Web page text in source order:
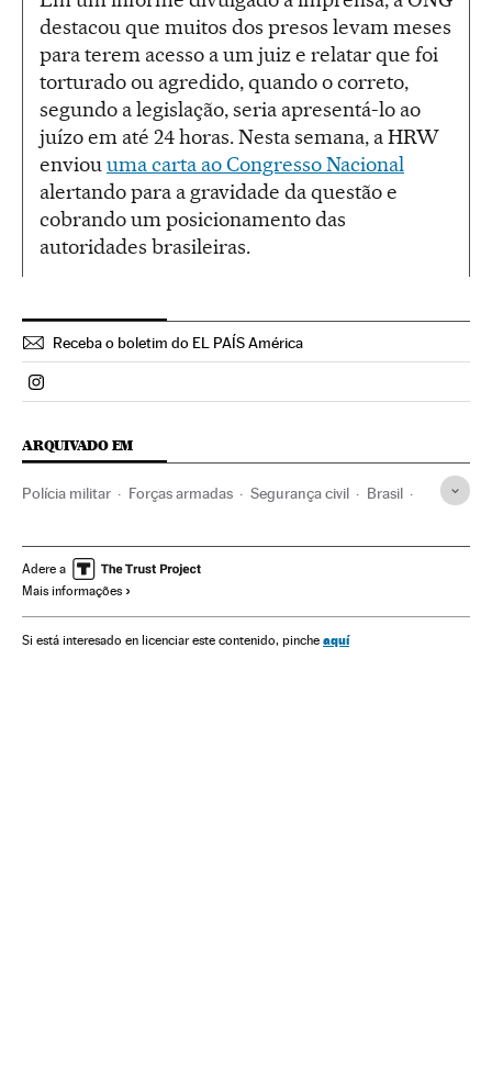
destacou que muitos dos presos levam meses
para terem acesso a um juiz e relatar que foi
torturado ou agredido, quando o correto,
segundo a legislação, seria apresentá-lo ao
juízo em até 24 horas. Nesta semana, a HRW
enviouuma carta ao Congresso Nacional
alertando para a gravidade da questão e
cobrando um posicionamento das
autoridades brasileiras.
Receba o boletim do EL PAÍS América
Politica El País Brasil en Instagram
ARQUIVADO EM
Polícia militar Forças armadas Segurança civil Brasil
Força segurança Defesa
Gestão de segurança
Adere a
Mais informações
Si está interesado en licenciar este contenido, pinche aquí